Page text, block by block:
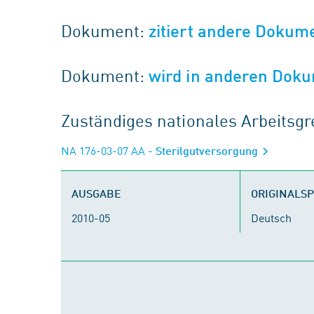
Dokument: zitiert andere
Dokument:wird in anderen
Zuständiges nationales
NA 176-03-07 AA - Sterilgutversorgung
AUSGABE
2010-05 Deutsch